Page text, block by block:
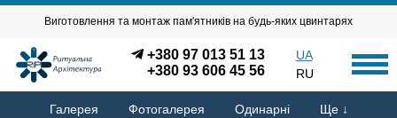
Виготовлення та монтаж пам'ятників на будь-яких цвинтарях
+380 97 013 51 13
+380 93 606 45 56
UA
RU
Галерея Фотогалерея Одинарні Ще ↓